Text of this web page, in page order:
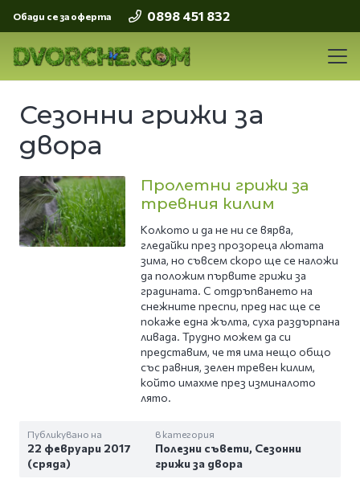
Обади се за оферта 0898 451 832
Сезонни грижи за
двора
Пролетни грижи за
тревния килим
Колкото и да не ни се вярва,
гледайки през прозореца лютата
зима, но съвсем скоро ще се наложи
да положим първите грижи за
градината. С отдръпването на
снежните преспи, пред нас ще се
покаже една жълта, суха раздърпана
ливада. Трудно можем да си
представим, че тя има нещо общо
със равния, зелен тревен килим,
който имахме през изминалото
лято.
Публикувано на
22 февруари 2017
(сряда)
в категория
Полезни съвети, Сезонни
грижи за двора